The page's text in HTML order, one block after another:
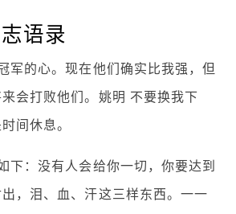
语录
军的心。现在他们确实比我强，但
会打败他们。姚明 不要换我下
间休息。
下：没有人会给你一切，你要达到
，泪、血、汗这三样东西。一一